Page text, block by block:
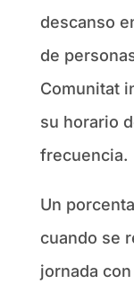
descanso
de
Comunitat
su horario
frecuencia.
Un
cuando se
jornada